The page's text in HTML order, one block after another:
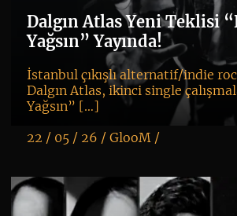
Dalgın Atlas Yeni Teklisi
Yağsın” Yayında!
İstanbul çıkışlı alternatif/indie
Dalgın Atlas, ikinci single
Yağsın” […]
22 / 05 / 26 / GlooM/